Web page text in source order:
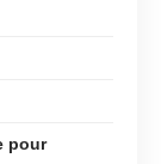
pour